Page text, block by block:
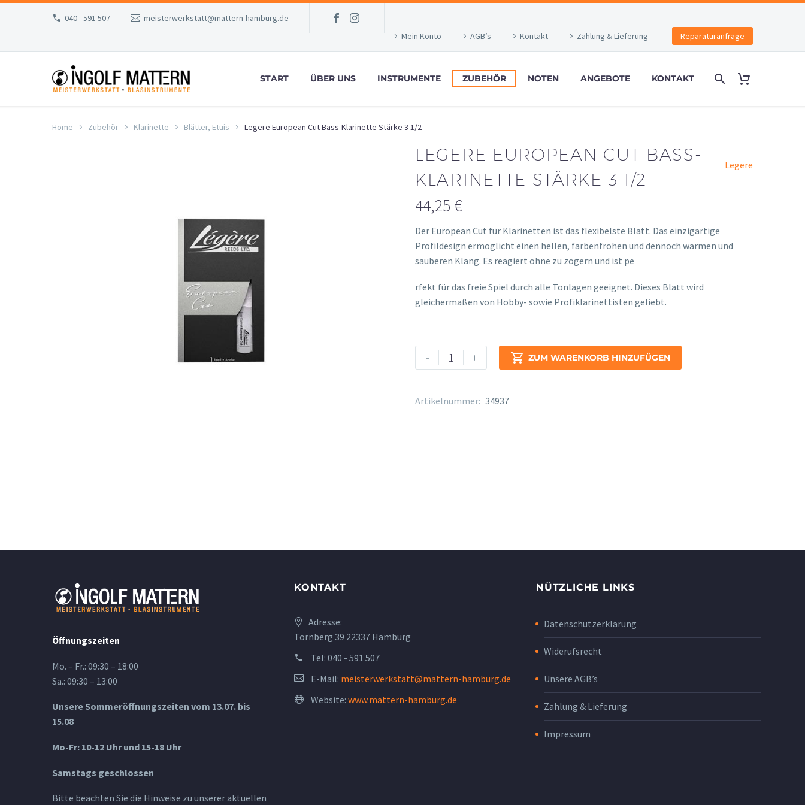
040 - 591 507
meisterwerkstatt@mattern-hamburg.de
Mein Konto
AGB’s Kontakt Zahlung & Lieferung Reparaturanfrage
START ÜBER UNS INSTRUMENTE ZUBEHÖR NOTEN ANGEBOTE KONTAKT
Home Zubehör Klarinette Blätter, Etuis Legere European Cut Bass-Klarinette Stärke 3 1/2
LEGERE EUROPEAN CUT BASS-
KLARINETTE STÄRKE 3 1/2
Legere
44,25 €
Der European Cut für Klarinetten ist das flexibelste Blatt. Das einzigartige
Profildesign ermöglicht einen hellen, farbenfrohen und dennoch warmen und
sauberen Klang. Es reagiert ohne zu zögern und ist pe
osteopathe-nyon-cabinet-monney
rfekt für das freie Spiel durch alle Tonlagen geeignet. Dieses Blatt wird
gleichermaßen von Hobby- sowie Profiklarinettisten geliebt.
-
Legere
European
Bass-
+  ZUM WARENKORB HINZUFÜGEN
Alternative:
Artikelnummer: 34937
Öffnungszeiten
Mo. – Fr.: 09:30 – 18:00
Sa.: 09:30 – 13:00
Unsere Sommeröffnungszeiten vom 13.07. bis
15.08
Mo-Fr: 10-12 Uhr und 15-18 Uhr
Samstags geschlossen
Bitte beachten Sie die Hinweise zu unserer aktuellen
KONTAKT
Adresse:
Tornberg 39 22337 Hamburg
Tel: 040 - 591 507
E-Mail: meisterwerkstatt@mattern-hamburg.de
Website: www.mattern-hamburg.de
NÜTZLICHE LINKS
Datenschutzerklärung
Widerufsrecht
Unsere AGB’s
Zahlung & Lieferung
Impressum